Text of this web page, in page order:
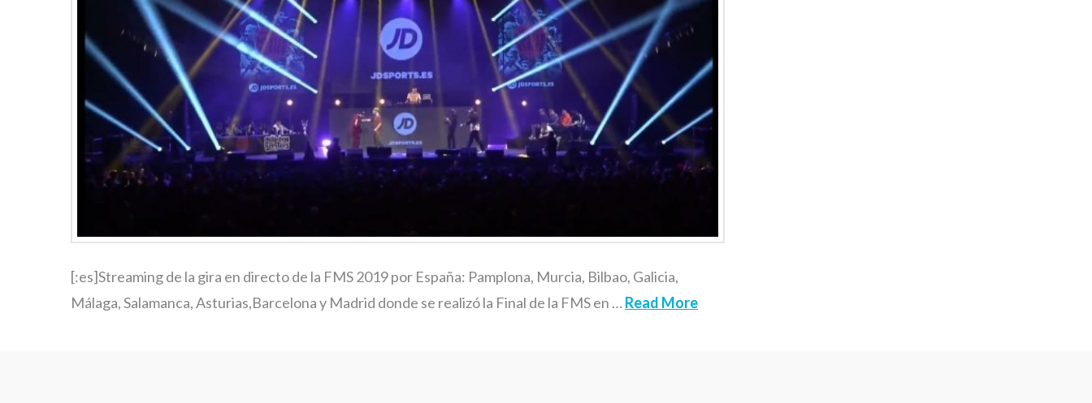
[:es]Streaming de la gira en directo de la FMS 2019 por España: Pamplona, Murcia, Bilbao, Galicia,
Málaga, Salamanca, Asturias,Barcelona y Madrid donde se realizó la Final de la FMS en … Read More